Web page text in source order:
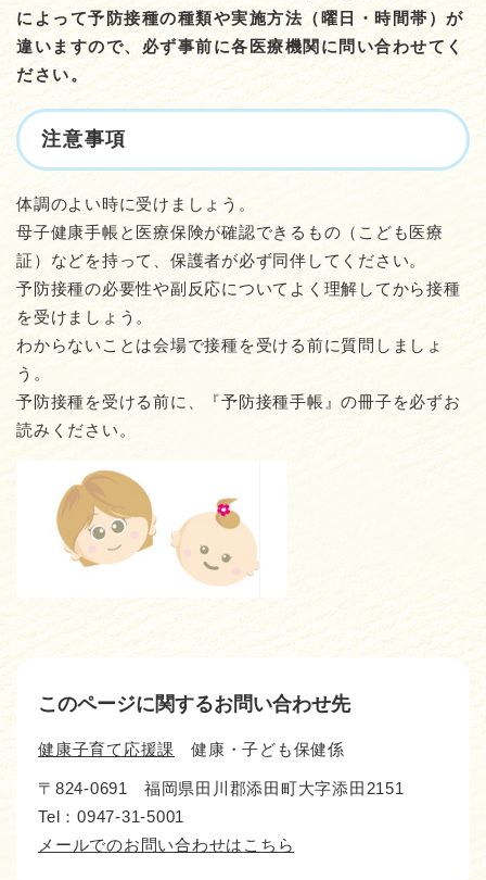
によって予防接種の種類や実施方法（曜日・時間帯）が
違いますので、必ず事前に各医療機関に問い合わせてく
ださい。
注意事項
体調のよい時に受けましょう。
母子健康手帳と医療保険が確認できるもの（こども医療
証）などを持って、保護者が必ず同伴してください。
予防接種の必要性や副反応についてよく理解してから接種
を受けましょう。
わからないことは会場で接種を受ける前に質問しましょ
う。
予防接種を受ける前に、『予防接種手帳』の冊子を必ずお
読みください。
このページに関するお問い合わせ先
健康子育て応援課 健康・子ども保健係
〒824-0691
福岡県田川郡添田町大字添田2151
Tel：0947-31-5001
メールでのお問い合わせはこちら